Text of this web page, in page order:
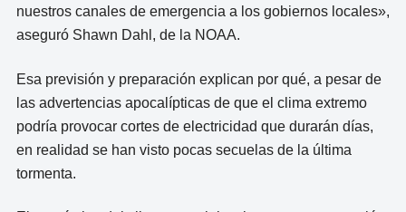
nuestros canales de emergencia a los gobiernos locales»,
aseguró Shawn Dahl, de la NOAA.
Esa previsión y preparación explican por qué, a pesar de
las advertencias apocalípticas de que el clima extremo
podría provocar cortes de electricidad que durarán días,
en realidad se han visto pocas secuelas de la última
tormenta.